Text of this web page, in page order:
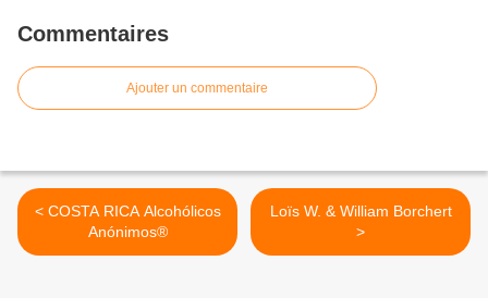
Commentaires
Ajouter un commentaire
< COSTA RICA Alcohólicos
Anónimos®
Loïs W. & William Borchert
>